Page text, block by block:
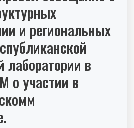
и региональных
лаборатории в
о участии в